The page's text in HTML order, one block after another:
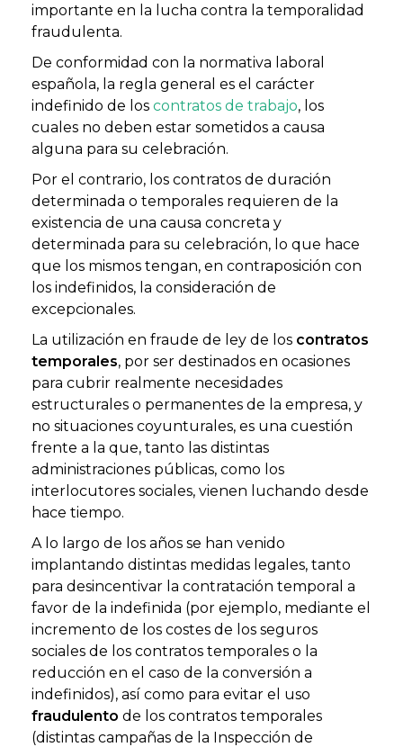
importante en la lucha contra la temporalidad
fraudulenta.
De conformidad con la normativa laboral
española, la regla general es el carácter
indefinido de los contratos de trabajo, los
cuales no deben estar sometidos a causa
alguna para su celebración.
Por el contrario, los contratos de duración
determinada o temporales requieren de la
existencia de una causa concreta y
determinada para su celebración, lo que hace
que los mismos tengan, en contraposición con
los indefinidos, la consideración de
excepcionales.
La utilización en fraude de ley de los contratos
temporales, por ser destinados en ocasiones
para cubrir realmente necesidades
estructurales o permanentes de la empresa, y
no situaciones coyunturales, es una cuestión
frente a la que, tanto las distintas
administraciones públicas, como los
interlocutores sociales, vienen luchando desde
hace tiempo.
A lo largo de los años se han venido
implantando distintas medidas legales, tanto
para desincentivar la contratación temporal a
favor de la indefinida (por ejemplo, mediante el
incremento de los costes de los seguros
sociales de los contratos temporales o la
reducción en el caso de la conversión a
indefinidos), así como para evitar el uso
fraudulento de los contratos temporales
(distintas campañas de la Inspección de